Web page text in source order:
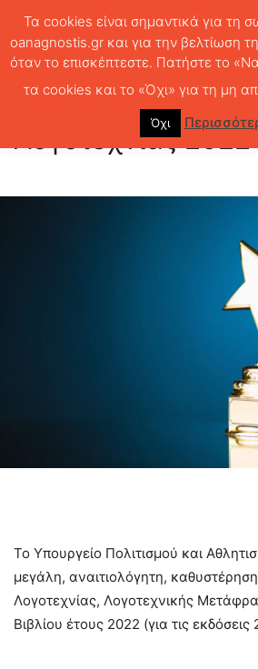
Κρατικά
Κρατικά Βραβεία
Λογοτεχνίας 2022
Το Υπουργείο Πολιτισμού και
μεγάλη, αναιτιολόγητη,
Λογοτεχνίας, Λογοτεχνικής
Βιβλίου έτους 2022 (για τις εκδόσεις
Τα cookies είναι σημαντικά για τη
oanagnostis.gr και για την βελτίωση
όταν το επισκέπτεστε. Πατήστε το
τα cookies και το «Όχι» για τη μη
Όχι